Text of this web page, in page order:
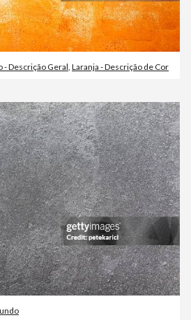
- Descrição Geral, Laranja - Descrição de Cor